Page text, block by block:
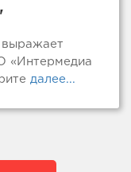
«Интермедиа
далее...